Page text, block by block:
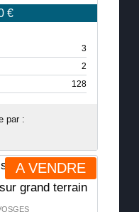
€
3
2
128
par :
A VENDRE
grand terrain